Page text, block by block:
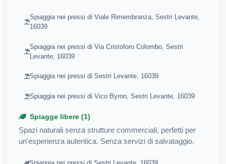
Spiaggia nei pressi di Viale Rimembranza, Sestri Levante,
16039
Spiaggia nei pressi di Via Cristoforo Colombo, Sestri
Levante, 16039
Spiaggia nei pressi di Sestri Levante, 16039
Spiaggia nei pressi di Vico Byron, Sestri Levante, 16039
Spiagge libere (1)
Spazi naturali senza strutture commerciali, perfetti per
un'esperienza autentica. Senza servizi di salvataggio.